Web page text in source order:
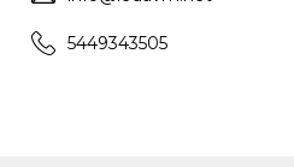
5449343505